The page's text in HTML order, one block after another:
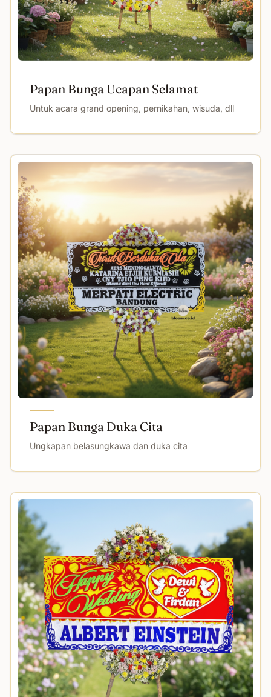
Papan Bunga Ucapan Selamat
Untuk acara grand opening, pernikahan, wisuda, dll
Papan Bunga Duka Cita
Ungkapan belasungkawa dan duka cita